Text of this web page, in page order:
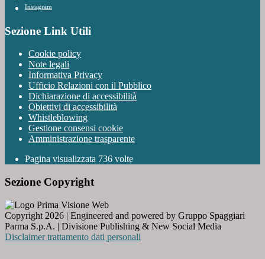
Instagram
Sezione Link Utili
Cookie policy
Note legali
Informativa Privacy
Ufficio Relazioni con il Pubblico
Dichiarazione di accessibilità
Obiettivi di accessibilità
Whistleblowing
Gestione consensi cookie
Amministrazione trasparente
Pagina visualizzata 736 volte
Sezione Copyright
Copyright 2026 | Engineered and powered by Gruppo Spaggiari
Parma S.p.A. | Divisione Publishing & New Social Media
Disclaimer trattamento dati personali